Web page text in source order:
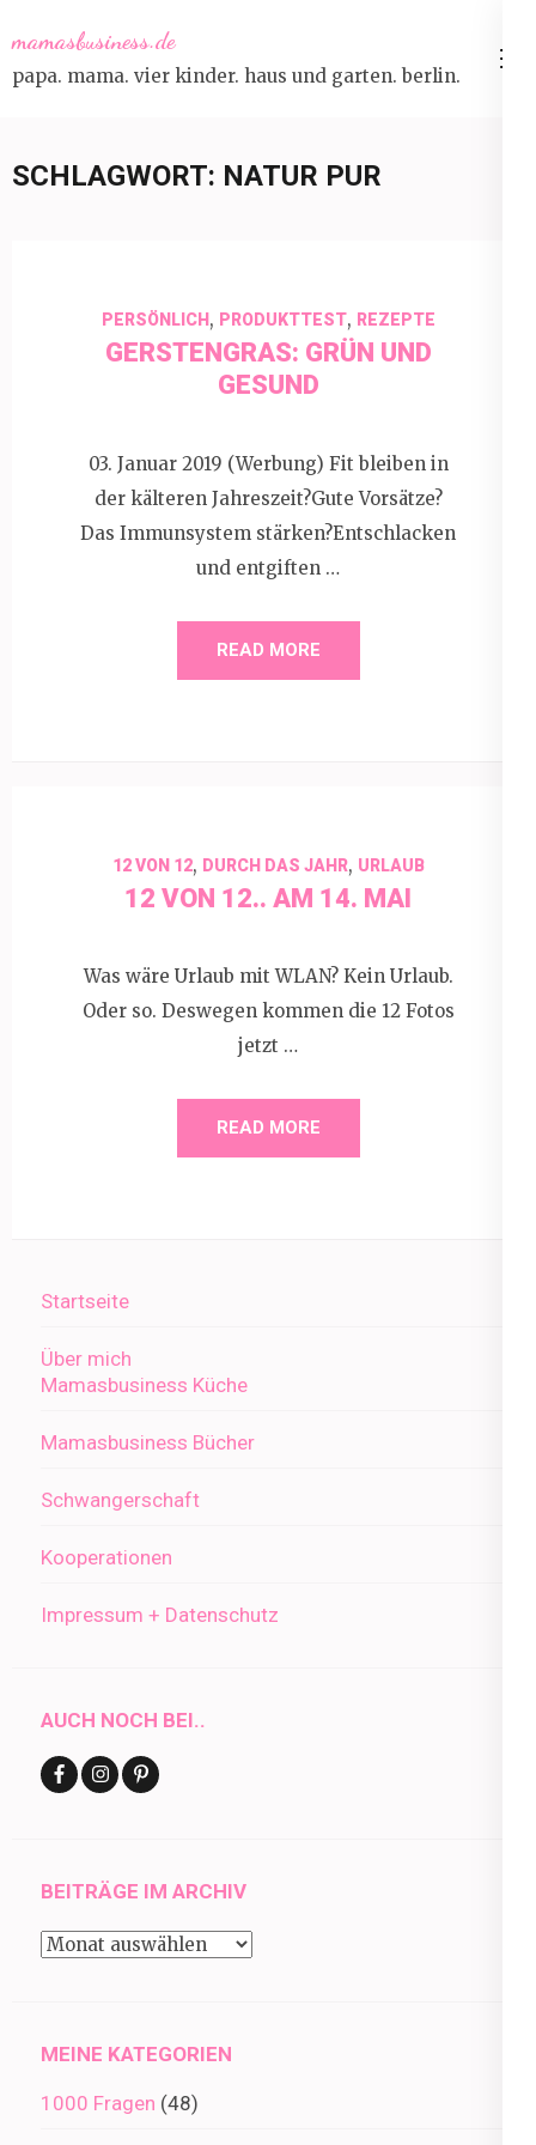
to
content
mamasbusiness.de
papa. mama. vier kinder. haus und garten. berlin.
SCHLAGWORT: NATUR PUR
PERSÖNLICH, PRODUKTTEST, REZEPTE
GERSTENGRAS: GRÜN UND
GESUND
03. Januar 2019 (Werbung) Fit bleiben in
der kälteren Jahreszeit?Gute Vorsätze?
Das Immunsystem stärken?Entschlacken
und entgiften …
READ MORE
12 VON 12, DURCH DAS JAHR, URLAUB
12 VON 12.. AM 14. MAI
Was wäre Urlaub mit WLAN? Kein Urlaub.
Oder so. Deswegen kommen die 12 Fotos
jetzt …
READ MORE
Startseite
Über mich
Mamasbusiness Küche
Mamasbusiness Bücher
Schwangerschaft
Kooperationen
Impressum + Datenschutz
AUCH NOCH BEI..
BEITRÄGE IM ARCHIV
Beiträge
MEINE KATEGORIEN
1000 Fragen (48)